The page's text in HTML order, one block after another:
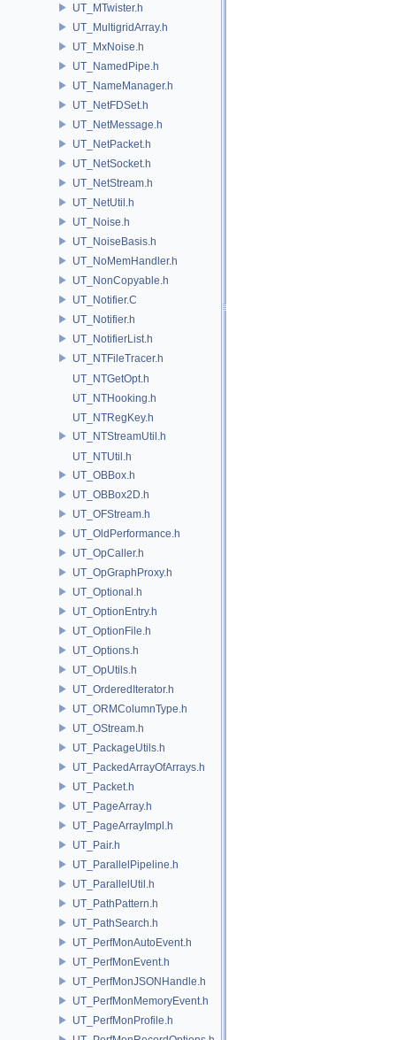
UT_MTwister.h
UT_MultigridArray.h
UT_MxNoise.h
UT_NamedPipe.h
UT_NameManager.h
UT_NetFDSet.h
UT_NetMessage.h
UT_NetPacket.h
UT_NetSocket.h
UT_NetStream.h
UT_NetUtil.h
UT_Noise.h
UT_NoiseBasis.h
UT_NoMemHandler.h
UT_NonCopyable.h
UT_Notifier.C
UT_Notifier.h
UT_NotifierList.h
UT_NTFileTracer.h
UT_NTGetOpt.h
UT_NTHooking.h
UT_NTRegKey.h
UT_NTStreamUtil.h
UT_NTUtil.h
UT_OBBox.h
UT_OBBox2D.h
UT_OFStream.h
UT_OldPerformance.h
UT_OpCaller.h
UT_OpGraphProxy.h
UT_Optional.h
UT_OptionEntry.h
UT_OptionFile.h
UT_Options.h
UT_OpUtils.h
UT_OrderedIterator.h
UT_ORMColumnType.h
UT_OStream.h
UT_PackageUtils.h
UT_PackedArrayOfArrays.h
UT_Packet.h
UT_PageArray.h
UT_PageArrayImpl.h
UT_Pair.h
UT_ParallelPipeline.h
UT_ParallelUtil.h
UT_PathPattern.h
UT_PathSearch.h
UT_PerfMonAutoEvent.h
UT_PerfMonEvent.h
UT_PerfMonJSONHandle.h
UT_PerfMonMemoryEvent.h
UT_PerfMonProfile.h